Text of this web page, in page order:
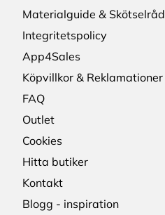
Materialguide & Skötselråd
Integritetspolicy
App4Sales
Köpvillkor & Reklamationer
FAQ
Outlet
Cookies
Hitta butiker
Kontakt
Blogg - inspiration